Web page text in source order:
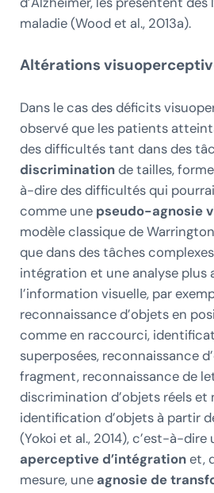
maladie (Wood et al., 2013a).
Altérations
Dans le cas des déficits
observé que les patients
des difficultés tant dans des
discriminationde tailles,
à-dire des difficultés qui
comme une pseudo-agnosie
modèle classique de
que dans des tâches
intégration et une analyse plus
l’information visuelle, par
reconnaissance d’objets en
comme en raccourci,
superposées, reconnaissance
fragment, reconnaissance de
discrimination d’objets réels
identification d’objets à partir
(Yokoi et al., 2014), c’est-à-dire
aperceptive d’intégrationet,
mesure, une agnosie de